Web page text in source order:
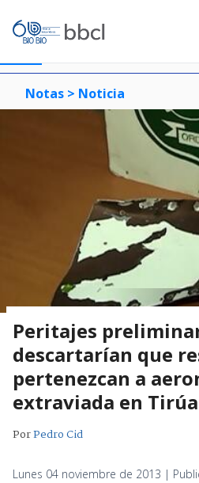
Notas > Noticia
Peritajes
descartarían que
pertenezcan a
extraviada en Tirúa
PorPedro Cid
Lunes 04 noviembre de 2013 |